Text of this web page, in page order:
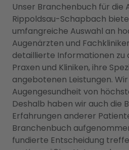
Unser Branchenbuch für die
Rippoldsau-Schapbach
umfangreiche Auswahl an
Augenärzten und
detaillierte Informationen zu
Praxen und Kliniken, ihre
angebotenen Leistungen.
Augengesundheit von
Deshalb haben wir auch die
Erfahrungen anderer
Branchenbuch
fundierte Entscheidung